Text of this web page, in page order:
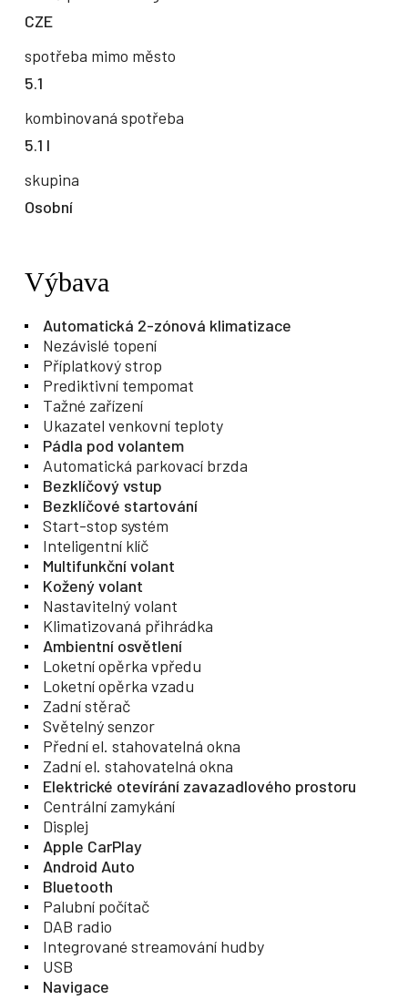
CZE
spotřeba mimo město
5.1
kombinovaná spotřeba
5.1 l
skupina
Osobní
Výbava
Automatická 2-zónová klimatizace
Nezávislé topení
Příplatkový strop
Prediktivní tempomat
Tažné zařízení
Ukazatel venkovní teploty
Pádla pod volantem
Automatická parkovací brzda
Bezklíčový vstup
Bezklíčové startování
Start-stop systém
Inteligentní klíč
Multifunkční volant
Kožený volant
Nastavitelný volant
Klimatizovaná přihrádka
Ambientní osvětlení
Loketní opěrka vpředu
Loketní opěrka vzadu
Zadní stěrač
Světelný senzor
Přední el. stahovatelná okna
Zadní el. stahovatelná okna
Elektrické otevírání zavazadlového prostoru
Centrální zamykání
Displej
Apple CarPlay
Android Auto
Bluetooth
Palubní počítač
DAB radio
Integrované streamování hudby
USB
Navigace